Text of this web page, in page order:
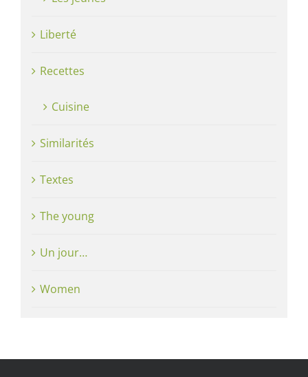
Liberté
Recettes
Cuisine
Similarités
Textes
The young
Un jour…
Women